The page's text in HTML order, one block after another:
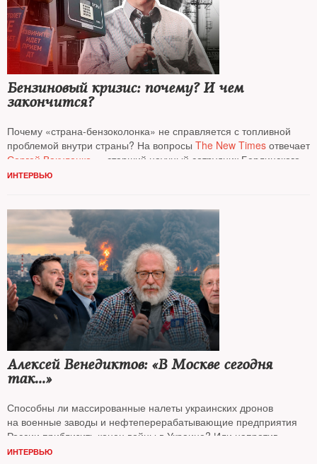
Бензиновый кризис: почему? И чем
закончится?
Почему «страна-бензоколонка» не справляется с топливной
проблемой внутри страны? На вопросы The New Times отвечает
Сергей Вакуленко — старший научный сотрудник Берлинского
офиса Карнеги, в прошлом аналитик «Газпромнефти»
ИНТЕРВЬЮ
Алексей Венедиктов: «В Москве сегодня
так...»
Способны ли массированные налеты украинских дронов
на военные заводы и нефтеперерабатывающие предприятия
России приблизить конец войны в Украине? Или напротив,
после пожара на нефтезаводе в Капотне надо ждать
ИНТЕРВЬЮ